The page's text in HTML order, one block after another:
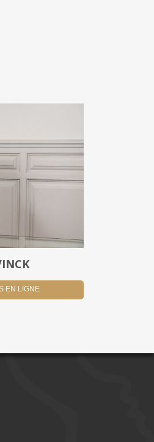
EN LIGNE